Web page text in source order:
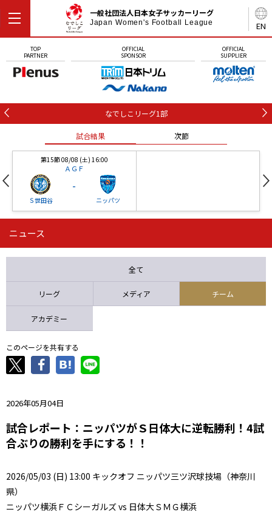
EN
一般社団法人日本女子サッカーリーグ
Japan Women's Football League
TOP
PARTNER
OFFICIAL
SPONSOR
OFFICIAL
SUPPLIER
なでしこリーグ1部
試合結果 次節
第15節 08/08 (土) 16:00
ＡＧＦ
Ｓ世田谷
-
ニッパツ
第16節 09/05 (土) 15:00
ニッパツ 石人の星
ニュース
全て
リーグ メディア チーム
アカデミー
このページを共有する
2026年05月04日
試合レポート：ニッパツがＳ日体大に逆転勝利！4試
合ぶりの勝利を手にする！！
2026/05/03 (日) 13:00 キックオフ ニッパツ三ツ沢球技場（神奈川
県）
ニッパツ横浜ＦＣシーガルズ vs 日体大ＳＭＧ横浜